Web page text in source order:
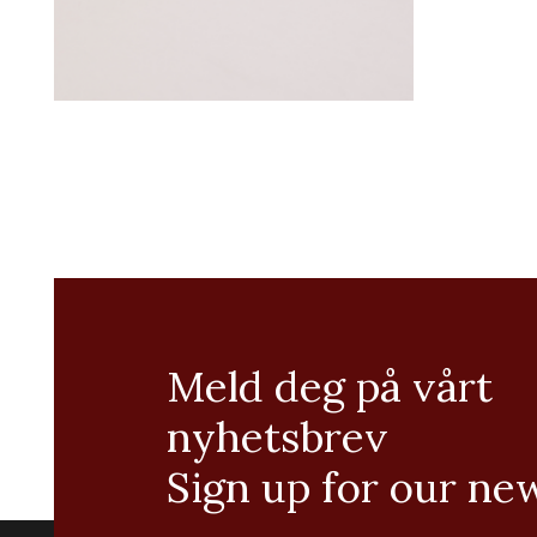
Meld deg på vårt
nyhetsbrev
Sign up for our